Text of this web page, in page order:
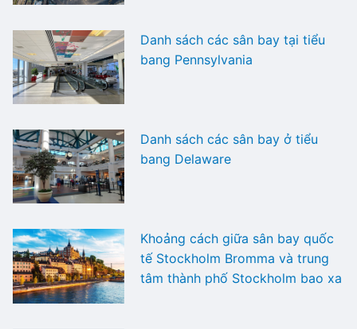
Danh sách các sân bay tại tiểu
bang Pennsylvania
Danh sách các sân bay ở tiểu
bang Delaware
Khoảng cách giữa sân bay quốc
tế Stockholm Bromma và trung
tâm thành phố Stockholm bao xa